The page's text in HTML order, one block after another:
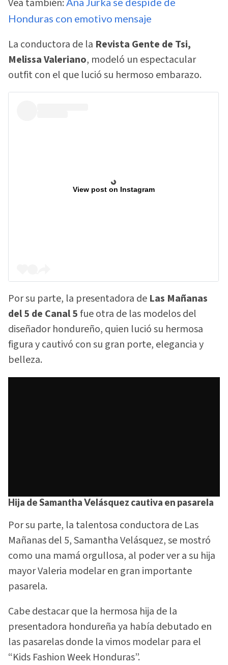
Vea también:
Honduras con emotivo mensaje
La conductora de la Revista Gente de Tsi,
Melissa Valeriano, modeló un espectacular
outfit con el que lució su hermoso embarazo.
View post on Instagram
Por su parte, la presentadora de Las Mañanas
del 5 de Canal 5fue otra de las modelos del
diseñador hondureño, quien lució su hermosa
figura y cautivó con su gran porte, elegancia y
belleza.
Hija de Samantha Velásquez cautiva en pasarela
Por su parte, la talentosa conductora de Las
Mañanas del 5, Samantha Velásquez, se mostró
como una mamá orgullosa, al poder ver a su hija
mayor Valeria modelar en gran importante
pasarela.
Cabe destacar que la hermosa hija de la
presentadora hondureña ya había debutado en
las pasarelas donde la vimos modelar para el
“Kids Fashion Week Honduras”.